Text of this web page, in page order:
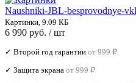
Naushniki-JBL-besprovodnye-
Картинки, 9.09 КБ
6 990 руб. / шт
✓ Второй год гарантии от 999 ₽
✓ Защита экрана от 999 ₽